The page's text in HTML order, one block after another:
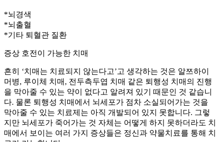
*뇌경색
*뇌출혈
*기타 퇴혈관 질환
증상 호전이 가능한 치매
흔히 ‘치매는 치료되지 않는다고’고 생각하는 것은 알쯔하이
머병, 루이체 치매, 전두측두엽 치매 같은 퇴행성 치매의 진행
을 막아줄 수 있는 약이 없다고 알려져 있기 때문인 것 같습니
다. 물론 퇴행성 치매에서 뇌세포가 점차 소실되어가는 것을
막아줄 수 있는 치료제는 아직 개발되어 있지 못합니다. 그렇
지만 뇌세포가 죽어가는 것 자체는 어떻게 하지 못하더라도 치
매에서 보이는 여러 가지 증상들은 정신과 약물치료를 통해 치